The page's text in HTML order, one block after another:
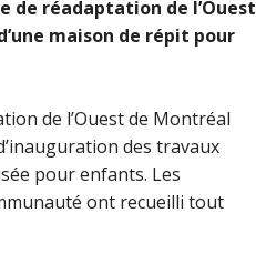
de réadaptation de l’Ouest
maison de répit pour
de l’Ouest de Montréal
des travaux
pour enfants. Les
ont recueilli tout